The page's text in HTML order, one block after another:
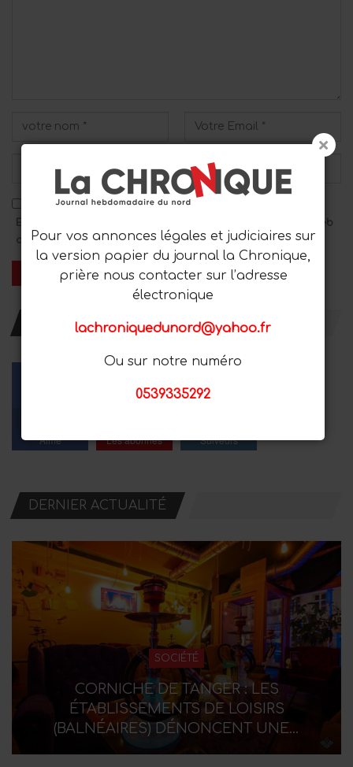
Enregistrez mon nom, mon adresse e-mail et mon site Web
dans ce navigateur pour le prochain commentaire.
RESTER AVEC NOUS
Aime Les abonnés Suiveurs
DERNIER ACTUALITÉ
SOCIÉTÉ
CORNICHE DE TANGER : LES
ÉTABLISSEMENTS DE LOISIRS
(BALNÉAIRES) DÉNONCENT UNE…
Pour vos annonces légales et judiciaires sur
la version papier du journal la Chronique,
prière nous contacter sur l’adresse
électronique
lachroniquedunord@yahoo.fr
Ou sur notre numéro
0539335292